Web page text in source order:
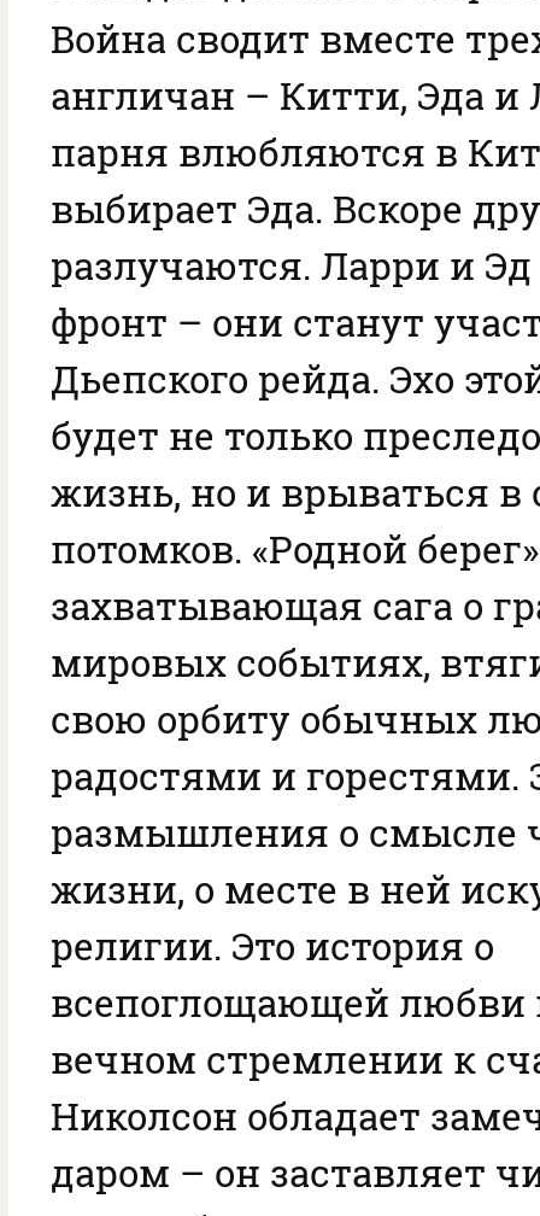
Война сводит вместе
англичан – Китти, Эда и
парня влюбляются в
выбирает Эда. Вскоре
разлучаются. Ларри и
фронт – они станут
Дьепского рейда. Эхо
будет не только
жизнь, но и врываться в
потомков. «Родной
захватывающая сага о
мировых событиях,
свою орбиту обычных
радостями и горестями.
размышления о смысле
жизни, о месте в ней
религии. Это история о
всепоглощающей
вечном стремлении к
Николсон обладает
даром – он заставляет